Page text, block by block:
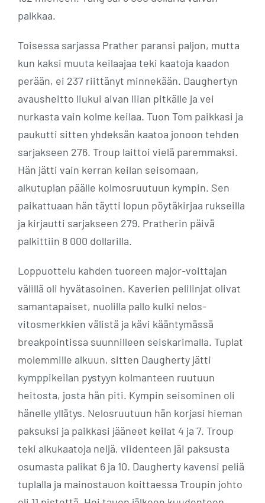
palkkaa.
Toisessa sarjassa Prather paransi paljon, mutta
kun kaksi muuta keilaajaa teki kaatoja kaadon
perään, ei 237 riittänyt minnekään. Daughertyn
avausheitto liukui aivan liian pitkälle ja vei
nurkasta vain kolme keilaa. Tuon Tom paikkasi ja
paukutti sitten yhdeksän kaatoa jonoon tehden
sarjakseen 276. Troup laittoi vielä paremmaksi.
Hän jätti vain kerran keilan seisomaan,
alkutuplan päälle kolmosruutuun kympin. Sen
paikattuaan hän täytti lopun pöytäkirjaa rukseilla
ja kirjautti sarjakseen 279. Pratherin päivä
palkittiin 8 000 dollarilla.
Loppuottelu kahden tuoreen major-voittajan
välillä oli hyvätasoinen. Kaverien pelilinjat olivat
samantapaiset, nuolilla pallo kulki nelos-
vitosmerkkien välistä ja kävi kääntymässä
breakpointissa suunnilleen seiskarimalla. Tuplat
molemmille alkuun, sitten Daugherty jätti
kymppikeilan pystyyn kolmanteen ruutuun
heitosta, josta hän piti. Kympin seisominen oli
hänelle yllätys. Nelosruutuun hän korjasi hieman
paksuksi ja paikkasi jääneet keilat 4 ja 7. Troup
teki alkukaatoja neljä, viidenteen jäi paksusta
osumasta palikat 6 ja 10. Daugherty kavensi peliä
tuplalla ja mainostauon koittaessa Troupin johto